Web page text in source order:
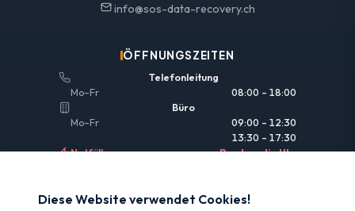
info@sos-data-recovery.ch
ÖFFNUNGSZEITEN
Telefonleitung
Mo–Fr
08:00 – 18:00
Büro
Mo–Fr
09:00 – 12:30
13:30 – 17:30
Notfälle
Rund um die Uhr
NÜTZLICHE LINKS
Diese Website verwendet Cookies!